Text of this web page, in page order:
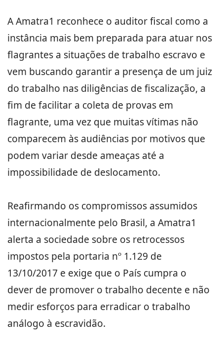
A Amatra1 reconhece o auditor fiscal como a
instância mais bem preparada para atuar nos
flagrantes a situações de trabalho escravo e
vem buscando garantir a presença de um juiz
do trabalho nas diligências de fiscalização, a
fim de facilitar a coleta de provas em
flagrante, uma vez que muitas vítimas não
comparecem às audiências por motivos que
podem variar desde ameaças até a
impossibilidade de deslocamento.
Reafirmando os compromissos assumidos
internacionalmente pelo Brasil, a Amatra1
alerta a sociedade sobre os retrocessos
impostos pela portaria nº 1.129 de
13/10/2017 e exige que o País cumpra o
dever de promover o trabalho decente e não
medir esforços para erradicar o trabalho
análogo à escravidão.